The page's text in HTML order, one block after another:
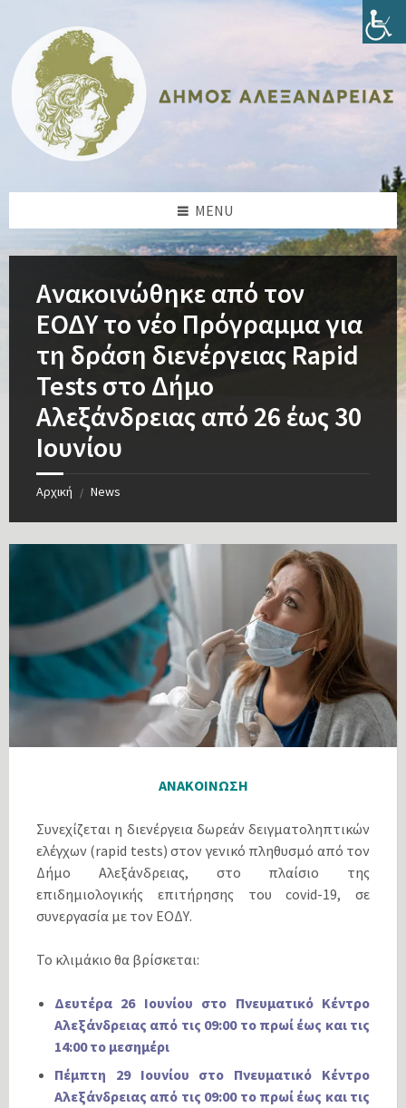
content
sidebar
sidebar
footer
MENU
Ανακοινώθηκε από τον
ΕΟΔΥ το νέο Πρόγραμμα για
τη δράση διενέργειας Rapid
Tests στο Δήμο
Αλεξάνδρειας από 26 έως 30
Ιουνίου
Αρχική / News
ΑΝΑΚΟΙΝΩΣΗ
Συνεχίζεται η διενέργεια δωρεάν δειγματοληπτικών
ελέγχων (rapid tests) στον γενικό πληθυσμό από τον
Δήμο Αλεξάνδρειας, στο πλαίσιο της
επιδημιολογικής επιτήρησης του covid-19, σε
συνεργασία με τον ΕΟΔΥ.
To κλιμάκιο θα βρίσκεται:
Δευτέρα 26 Ιουνίου στο Πνευματικό Κέντρο
Αλεξάνδρειας από τις 09:00 το πρωί έως και τις
14:00 το μεσημέρι
Πέμπτη 29 Ιουνίου στο Πνευματικό Κέντρο
Αλεξάνδρειας από τις 09:00 το πρωί έως και τις